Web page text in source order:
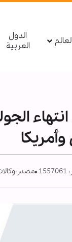
العالم
الدول
العربیة
مصدر: